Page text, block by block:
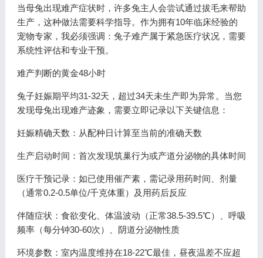
当母兔出现难产症状时，许多兔主人会尝试通过拔毛来帮助
生产，这种做法需要科学指导。作为拥有10年临床经验的
宠物专家，我必须强调：兔子难产属于紧急医疗状况，需要
系统性评估和专业干预。
难产判断的黄金48小时
兔子妊娠期平均31-32天，超过34天未生产即为异常。当您
发现母兔出现难产迹象，需要立即记录以下关键信息：
妊娠精确天数：从配种日计算至当前的准确天数
生产启动时间：首次发现筑巢行为或产道分泌物的具体时间
医疗干预记录：如已使用催产素，需记录用药时间、剂量
（通常0.2-0.5单位/千克体重）及用药后反应
伴随症状：食欲变化、体温波动（正常38.5-39.5℃）、呼吸
频率（每分钟30-60次）、阴道分泌物性质
环境参数：室内温度维持在18-22℃最佳，昼夜温差不应超